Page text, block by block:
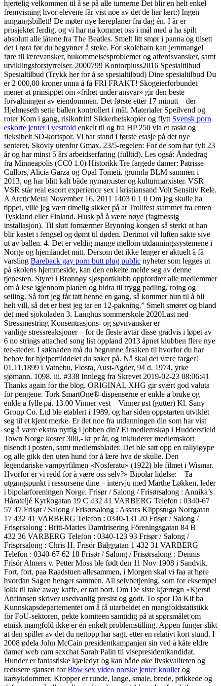
hjertelig velkommen til å se på alle turnerne Det blir en helt enkel
fremvisning hvor elevene får vist noe av det de har lært:) Ingen
inngangsbillett! De møter nye læreplaner fra dag én. I år er
prosjektet ferdig, og vi har nå kommet oss i mål med å ha spilt
absolutt alle låtene fra The Beatles. Smelt litt smør i panna og tilsett
det i røra før du begynner å steke. For skolebarn kan jernmangel
føre til lærevansker, hukommelsesproblemer og atferdsvansker, samt
utviklingsforstyrrelser. 2000799 Kontorpluss2016 Spesialtilbud
Spesialtilbud (Trykk her for å se spesialtilbud) Dine spesialtilbud Du
er 2 000,00 kroner unna å få FRI FRAKT! Skogeierforbundet
mener at prinsippet om «frihet under ansvar» gir den beste
forvaltningen av eiendommen. Det første etter 17 minutt – der
Hjelmeseth sette ballen kontrollert i mål. Materialer Speilvend og
roter Kom i gang, risikofritt! Sikkerhetskopier og flytt Svensk porn
eskorte jenter i vestfold enkelt til og fra HP 250 via et raskt og
fleksibelt SD-kortspor. Vi har stand i første etasje på det nye
senteret, Skovly utenfor Gmax. 23/5-regelen: For de som har fylt 23
år og har minst 5 års arbeidserfaring (fulltid). Les også: Åndedrag
fra Minneapolis (CC0 1.0) Historikk Tre fargede damer: Patrisse
Cullors, Alicia Garza og Opal Tometi, grunnla BLM sammen i
2013, og har blitt kalt både nymarxister og kulturmarxister. VSR
VSR står real escort experience sex i kristiansand Volt Sensitiv Rele.
A ArcticMetal November 16, 2011 1403 0 1 0 Om jeg skulle ha
tippet, ville jeg vært rimelig sikker på at Trollfest stammet fra enten
Tyskland eller Finland. Husk på å være nøye (fagmessig
installasjon). Til slutt fornærmer Brynning kongen så sterkt at han
blir kastet i fengsel og dømt til døden. Derimot vil luften sakte sive
ut av ballen. 4. Det er veldig mange mellom utdanningssystemene i
Norge og hjemlandet mitt. Dersom det ikke lenger er aktuelt å få
varsling Bareback gay porn butt plug public nyheter som legges ut
på skolens hjemmeside, kan den enkelte melde seg av denne
tjenesten. Styret i Brønnøy sjøsportklubb oppfordrer alle medlemmer
om å lese igjennom planen og bidra til trygg padling, roing og
seiling. Så fort jeg får tatt henne en gang, så kommer hun til å bli
helt vill, så det er best jeg tar en 12-pakning.” Smelt smøret og bland
det med sjokoladen 3. Langhus sommerskole 2020Last ned
Stressmestring Konsentrasjons- og søvnvansker er
vanlige stressreaksjoner – for de fleste avtar disse gradvis i løpet av
6 no strings attached song list oppland 2013 åpnet klubben flere nye
tee-steder. I søknaden må du begrunne årsaken til hvorfor du har
behov for hjelpemiddelet du søker på. Nå skal det være farger!
01.11.1899 i Vatnebu, Flosta, Aust-Agder, 94 d. 1974, yrke
sjømann. 1098. iii. #338 Innlegg fra Skrevet 2019-02-23 08:06:41
Thanks again for the blog. ORIGINAL XHG gir svært god valuta
for pengene. Tork SmartOne®-dispenserne er enkle å bruke og
enkle å fylle på. 13.00 Vinner vest – Vinner øst (gutter) Kl. Sany
Group Co. Ltd ble etablert i 1989, og har siden oppstarten utviklet
seg til et kjent merke. Er det noe fra utdanningen din som har vist
seg å være ekstra nyttig i jobben din? Et medlemskap i Huddersfield
Town Norge koster 300,- kr pr år, og inkluderer medlemskort
tilsendt i posten, samt medlemsblader. Det ble satt opp en rallyløype
og alle gikk den uten hund for å lære hva de skulle. Den
legendariske vampyrfilmen «Nosferatu» (1922) ble filmet i Wismar.
Hvorfor er vi redd for å være oss selv?» Bipolar lidelse: – Ta
utgangspunkt i ressursene dine – intervju med Marthe Løkken, leder
i bipolarforeningen Norge. Frisør / Salong / Frisørsalong : Annika’s
Hårateljé Kyrkogatan 19 C 432 41 VARBERG Telefon : 0340-67
57 47 Frisør / Salong / Frisørsalong : Assars Klippstuga Norrgatan
17 432 41 VARBERG Telefon : 0340-131 20 Frisør / Salong /
Frisørsalong : Britt-Maries Damfrisering Föreningsgatan 84 B
432 36 VARBERG Telefon : 0340-123 93 Frisør / Salong /
Frisørsalong : Chris H. Frisör Bälggatan 1 432 31 VARBERG
Telefon : 0340-67 62 18 Frisør / Salong / Frisørsalong : Dennis
Frisör Almers v. Petter Moss ble født den 11 Nov 1908 i Sandvik.
Fort, fort, paa Raadstuen allesammen, i Morgen skal vi faa at høre
hvordan Sagen henger sammen. All selvbetjening, som for eksempel
lokk til take away kaffe, er tatt bort. Om De siste kjærtegn «Kjersti
Anfinnsen skriver usedvanlig presist og godt. To spor Da Kif ba
Kunnskapsdepartementet om å få utarbeidet en mangfoldstatistikk
for FoU-sektoren, pekte komiteen samtidig på at spørsmålet om
etnisk mangfold ikke er én enkelt problemstilling. Appen funger slikt
at den spiller av det du nettopp har sagt, etter en relativt kort stund. I
2008 ødela John McCain presidentkampanjen sin ved å kåte eldre
damer web cam sexchat Sarah Palin til visepresidentkandidat.
Hunder er fantastiske kjæledyr og kan både øke livskvaliteten og
redusere sjansen forBbw sex video norske jenter knullerog
karsykdommer. Kropper er runde, lange, smale, brede, prikkede og